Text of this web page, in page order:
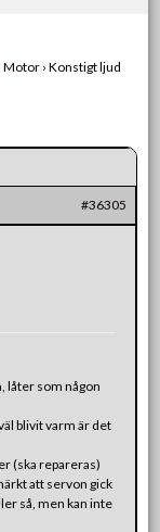
Motor › Konstigt ljud
#36305
låter som någon
blivit varm är det
(ska repareras)
att servon gick
så, men kan inte